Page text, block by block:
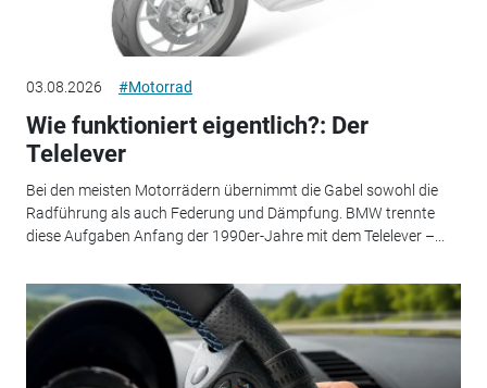
03.08.2026 #Motorrad
Wie funktioniert eigentlich?: Der
Telelever
Bei den meisten Motorrädern übernimmt die Gabel sowohl die
Radführung als auch Federung und Dämpfung. BMW trennte
diese Aufgaben Anfang der 1990er-Jahre mit dem Telelever –...